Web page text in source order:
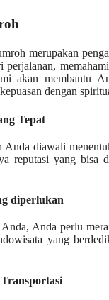
merupakan
perjalanan,
akan membantu
dengan
Tepat
Anda diawali
reputasi yang bisa
diperlukan
Anda perlu
yang